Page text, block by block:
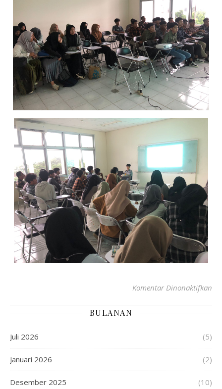
Komentar Dinonaktifkan
BULANAN
Juli 2026 (5)
Januari 2026 (2)
Desember 2025 (10)